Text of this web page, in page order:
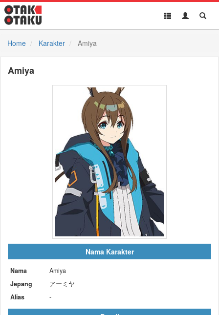
Toggle
Toggle
Home
Karakter Amiya
Amiya
Nama Karakter
Nama
Amiya
Jepang
アーミヤ
Alias
-